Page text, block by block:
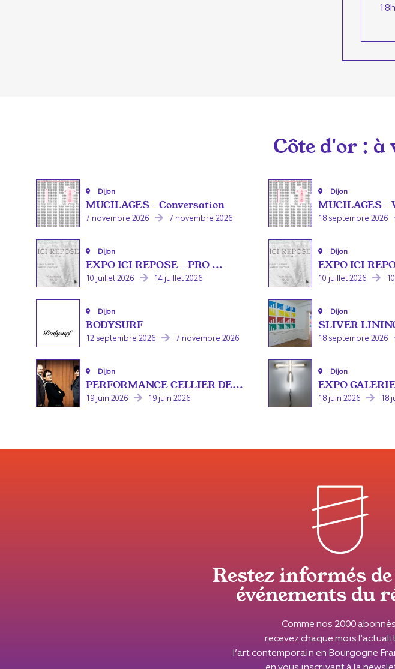
18h
Côte d'or : à
Dijon
MUCILAGES - Conversation
7 novembre 2026 7 novembre 2026
Dijon
MUCILAGES -
18 septembre 2026
Dijon
EXPO ICI REPOSE - PRO ...
10 juillet 2026 14 juillet 2026
Dijon
EXPO ICI
10 juillet 2026
Dijon
BODYSURF
12 septembre 2026 7 novembre 2026
Dijon
SLIVER
18 septembre 2026
Dijon
PERFORMANCE CELLIER DE...
19 juin 2026 19 juin 2026
Dijon
EXPO
18 juin 2026 18
Restez informés
événements du
Comme nos 2000
recevez chaque mois
l’art contemporain en Bourgogne